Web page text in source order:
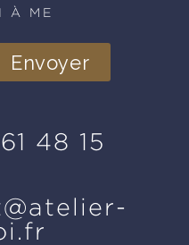
À ME
48 15